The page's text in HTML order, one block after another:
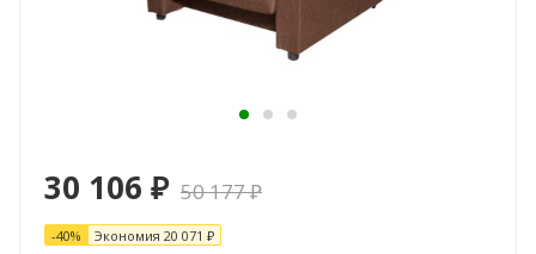
30 106 ₽ 50 177₽
-40% Экономия 20 071 ₽